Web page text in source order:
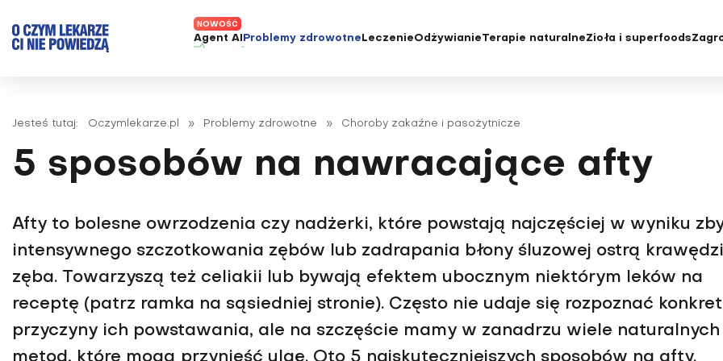
Agent AI Problemy zdrowotne
Alergie
Autyzm
Borelioza
Bóle głowy i migreny
Celiakia
Choroba Alzheimera
Choroby rzadkie
Choroby skóry
Choroby układu moczowo-
płciowego
Choroby układu oddechowego
Choroby układu krążenia
Choroby układu pokarmowego
Choroby wątroby
Grypa i
Kości,
Krew
Menopauza
Nadciśnienie
Leczenie
Leczenie konwencjonalne
Prawa pacjenta
Odżywianie
Jak jeść zdrowo
suplementacja
Terapie naturalneZioła i superfoods
Jesteś tutaj: Oczymlekarze.pl » Problemy zdrowotne » Choroby zakaźne i pasożytnicze
5 sposobów na nawracające afty
Afty to bolesne owrzodzenia czy nadżerki, które powstają najczęściej w wyniku
intensywnego szczotkowania zębów lub zadrapania błony śluzowej ostrą
zęba. Towarzyszą też celiakii lub bywają efektem ubocznym niektórym leków na
receptę (patrz ramka na sąsiedniej stronie). Często nie udaje się rozpoznać
przyczyny ich powstawania, ale na szczęście mamy w zanadrzu wiele naturalnych
metod, które mogą przynieść ulgę. Oto 5 najskuteczniejszych sposobów na afty.